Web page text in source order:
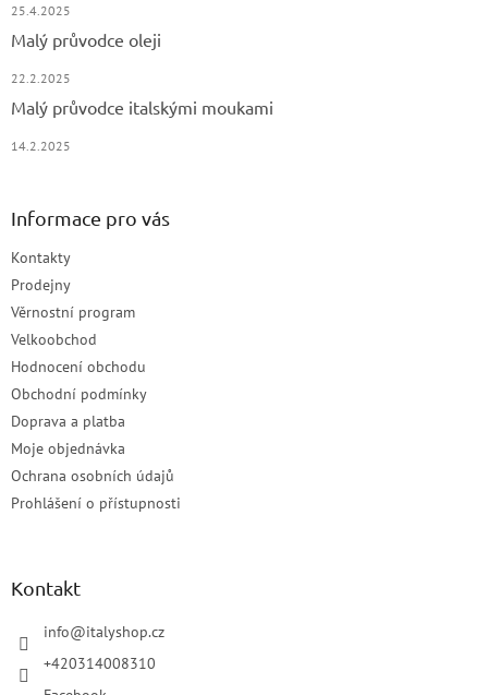
25.4.2025
Malý průvodce oleji
22.2.2025
Malý průvodce italskými moukami
14.2.2025
Informace pro vás
Kontakty
Prodejny
Věrnostní program
Velkoobchod
Hodnocení obchodu
Obchodní podmínky
Doprava a platba
Moje objednávka
Ochrana osobních údajů
Prohlášení o přístupnosti
Kontakt
info@italyshop.cz
+420314008310